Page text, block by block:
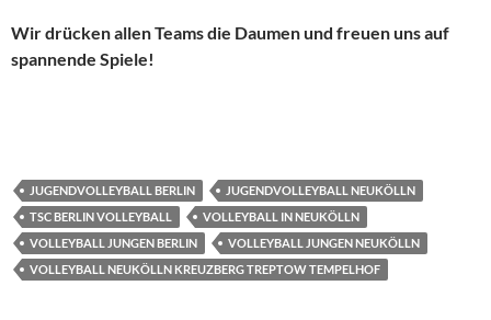
Wir drücken allen Teams die Daumen und freuen uns auf
spannende Spiele!
JUGENDVOLLEYBALL BERLIN
JUGENDVOLLEYBALL NEUKÖLLN
TSC BERLIN VOLLEYBALL
VOLLEYBALL IN NEUKÖLLN
VOLLEYBALL JUNGEN BERLIN
VOLLEYBALL JUNGEN NEUKÖLLN
VOLLEYBALL NEUKÖLLN KREUZBERG TREPTOW TEMPELHOF